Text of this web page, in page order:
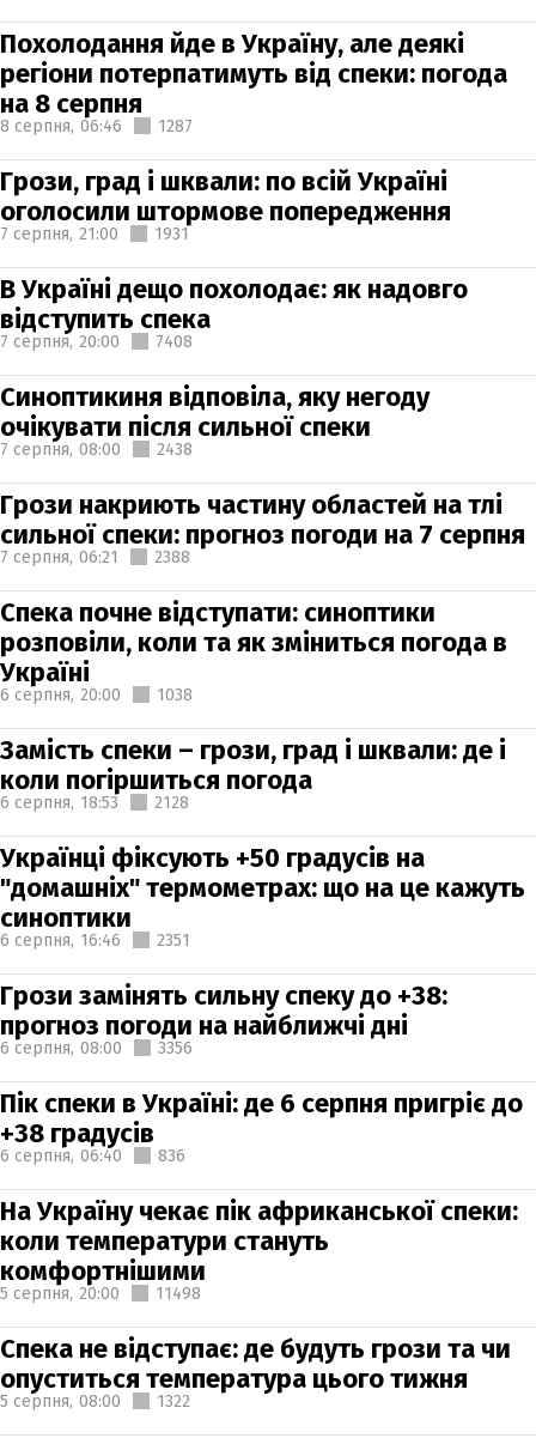
Похолодання йде в Україну, але деякі
регіони потерпатимуть від спеки: погода
на 8 серпня
8 серпня, 06:46 1287
Грози, град і шквали: по всій Україні
оголосили штормове попередження
7 серпня, 21:00 1931
В Україні дещо похолодає: як надовго
відступить спека
7 серпня, 20:00 7408
Синоптикиня відповіла, яку негоду
очікувати після сильної спеки
7 серпня, 08:00 2438
Грози накриють частину областей на тлі
сильної спеки: прогноз погоди на 7 серпня
7 серпня, 06:21 2388
Спека почне відступати: синоптики
розповіли, коли та як зміниться погода в
Україні
6 серпня, 20:00 1038
Замість спеки – грози, град і шквали: де і
коли погіршиться погода
6 серпня, 18:53 2128
Українці фіксують +50 градусів на
"домашніх" термометрах: що на це кажуть
синоптики
6 серпня, 16:46 2351
Грози замінять сильну спеку до +38:
прогноз погоди на найближчі дні
6 серпня, 08:00 3356
Пік спеки в Україні: де 6 серпня пригріє до
+38 градусів
6 серпня, 06:40 836
На Україну чекає пік африканської спеки:
коли температури стануть
комфортнішими
5 серпня, 20:00 11498
Спека не відступає: де будуть грози та чи
опуститься температура цього тижня
5 серпня, 08:00 1322